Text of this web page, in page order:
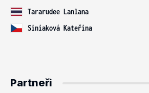
Tararudee Lanlana
Siniaková Kateřina
Partneři